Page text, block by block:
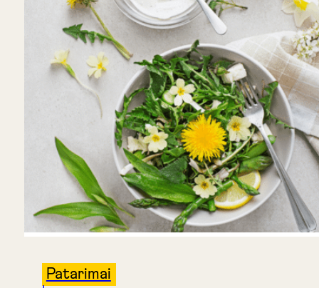
Patarimai